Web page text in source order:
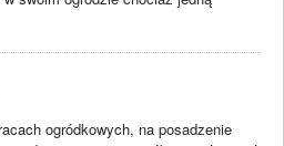
ogródkowych, na posadzenie